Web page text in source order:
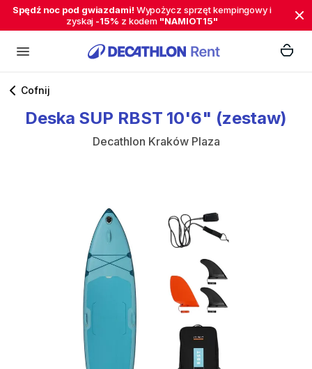
Spędź noc pod gwiazdami! Wypożycz sprzęt kempingowy i
zyskaj -15% z kodem "NAMIOT15"
Cofnij
Deska SUP RBST 10'6" (zestaw)
Decathlon Kraków Plaza